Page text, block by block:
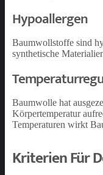
Hypoallergen
Baumwollstoffe sind
synthetische
Baumwolle hat
Körpertemperatur
Temperaturen wirkt
Kriterien Für